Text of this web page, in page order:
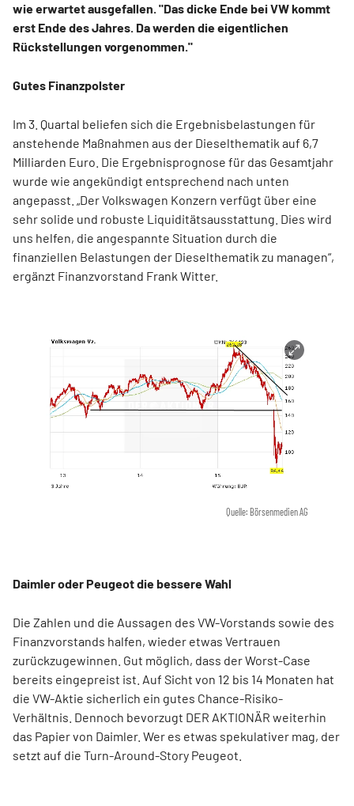
wie erwartet ausgefallen. "Das dicke Ende bei VW kommt
erst Ende des Jahres. Da werden die eigentlichen
Rückstellungen vorgenommen."
Gutes Finanzpolster
Im 3. Quartal beliefen sich die Ergebnisbelastungen für
anstehende Maßnahmen aus der Dieselthematik auf 6,7
Milliarden Euro. Die Ergebnisprognose für das Gesamtjahr
wurde wie angekündigt entsprechend nach unten
angepasst. „Der Volkswagen Konzern verfügt über eine
sehr solide und robuste Liquiditätsausstattung. Dies wird
uns helfen, die angespannte Situation durch die
finanziellen Belastungen der Dieselthematik zu managen“,
ergänzt Finanzvorstand Frank Witter.
Quelle: Börsenmedien AG
Daimler oder Peugeot die bessere Wahl
Die Zahlen und die Aussagen des VW-Vorstands sowie des
Finanzvorstands halfen, wieder etwas Vertrauen
zurückzugewinnen. Gut möglich, dass der Worst-Case
bereits eingepreist ist. Auf Sicht von 12 bis 14 Monaten hat
die VW-Aktie sicherlich ein gutes Chance-Risiko-
Verhältnis. Dennoch bevorzugt DER AKTIONÄR weiterhin
das Papier von Daimler. Wer es etwas spekulativer mag, der
setzt auf die Turn-Around-Story Peugeot.